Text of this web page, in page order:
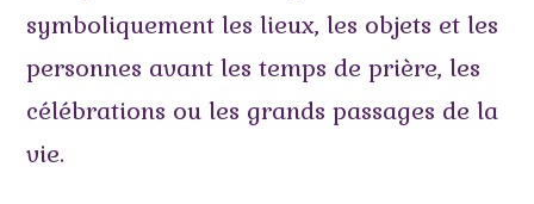
symboliquement les lieux, les objets et les
personnes avant les temps de prière, les
célébrations ou les grands passages de la
vie.